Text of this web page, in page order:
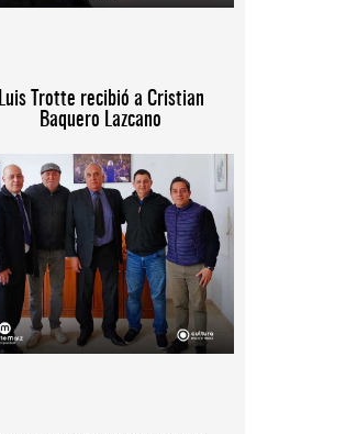
Luis Trotte recibió a Cristian
Baquero Lazcano